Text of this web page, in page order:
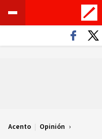
Acento | Opinión